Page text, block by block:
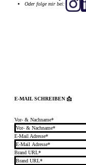
Oder folge mir bei:
E-MAIL SCHREIBEN 📩
Vor- & Nachname*
E-Mail Adresse*
Brand URL*